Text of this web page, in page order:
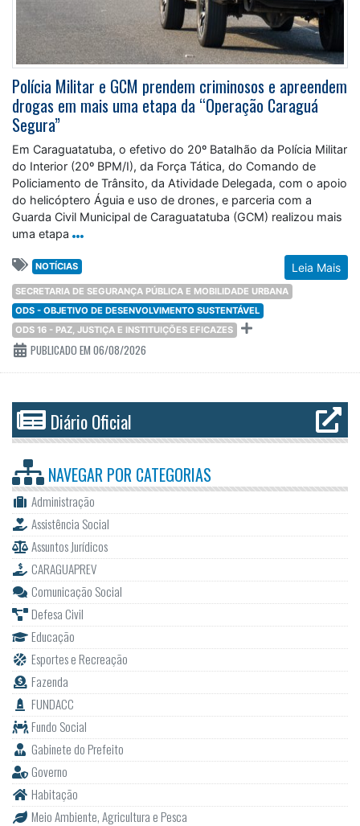
Polícia Militar e GCM prendem criminosos e apreendem
drogas em mais uma etapa da “Operação Caraguá
Segura”
Em Caraguatatuba, o efetivo do 20º Batalhão da Polícia Militar
do Interior (20º BPM/I), da Força Tática, do Comando de
Policiamento de Trânsito, da Atividade Delegada, com o apoio
do helicóptero Águia e uso de drones, e parceria com a
Guarda Civil Municipal de Caraguatatuba (GCM) realizou mais
uma etapa
Leia Mais
NOTÍCIAS
SECRETARIA DE SEGURANÇA PÚBLICA E MOBILIDADE URBANA
ODS - OBJETIVO DE DESENVOLVIMENTO SUSTENTÁVEL
ODS 16 - PAZ, JUSTIÇA E INSTITUIÇÕES EFICAZES
PUBLICADO EM 06/08/2026
Diário Oficial
NAVEGAR POR CATEGORIAS
Administração
Assistência Social
Assuntos Jurídicos
CARAGUAPREV
Comunicação Social
Defesa Civil
Educação
Esportes e Recreação
Fazenda
FUNDACC
Fundo Social
Gabinete do Prefeito
Governo
Habitação
Meio Ambiente, Agricultura e Pesca